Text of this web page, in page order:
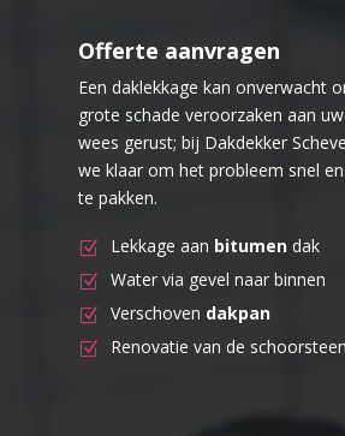
Offerte aanvragen
Een daklekkage kan onverwacht
grote schade veroorzaken aan
wees gerust; bij Dakdekker
we klaar om het probleem snel
te pakken.
Lekkage aan bitumendak
Water via gevel naar binnen
Verschoven dakpan
Renovatie van de schoorsteen